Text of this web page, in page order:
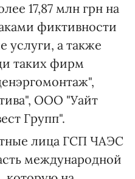
17,87 млн грн на
фиктивности
услуги, а также
таких фирм
ООО "Уайт
Групп".
лица ГСП ЧАЭС
международной